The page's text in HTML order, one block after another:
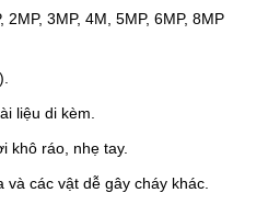
3MP, 4M, 5MP, 6MP, 8MP
liệu di kèm.
khô ráo, nhẹ tay.
các vật dễ gây cháy khác.